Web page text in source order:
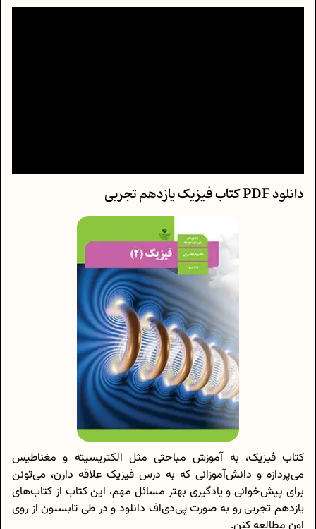
دانلود PDF کتاب فیزیک یازدهم تجربی
کتاب فیزیک، به آموزش مباحثی مثل الکتریسیته و مغناطیس
می‌پردازه و دانش‌آموزانی که به درس فیزیک علاقه دارن، می‌تونن
برای پیش‌خوانی و یادگیری بهتر مسائل مهم، این کتاب از کتا‌ب‌های
یازدهم تجربی رو به صورت پی‌دی‌اف دانلود و در طی تابستون از روی